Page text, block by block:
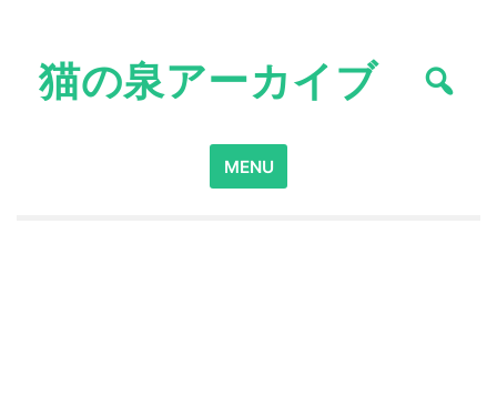
content猫の泉アーカイブ
Search
for:
MENU